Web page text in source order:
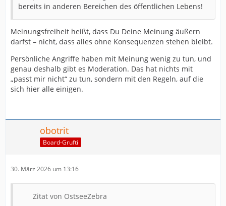
bereits in anderen Bereichen des öffentlichen Lebens!
Meinungsfreiheit heißt, dass Du Deine Meinung äußern
darfst – nicht, dass alles ohne Konsequenzen stehen bleibt.
Persönliche Angriffe haben mit Meinung wenig zu tun, und
genau deshalb gibt es Moderation. Das hat nichts mit
„passt mir nicht“ zu tun, sondern mit den Regeln, auf die
sich hier alle einigen.
obotrit
Board-Grufti
30. März 2026 um 13:16
Zitat von OstseeZebra